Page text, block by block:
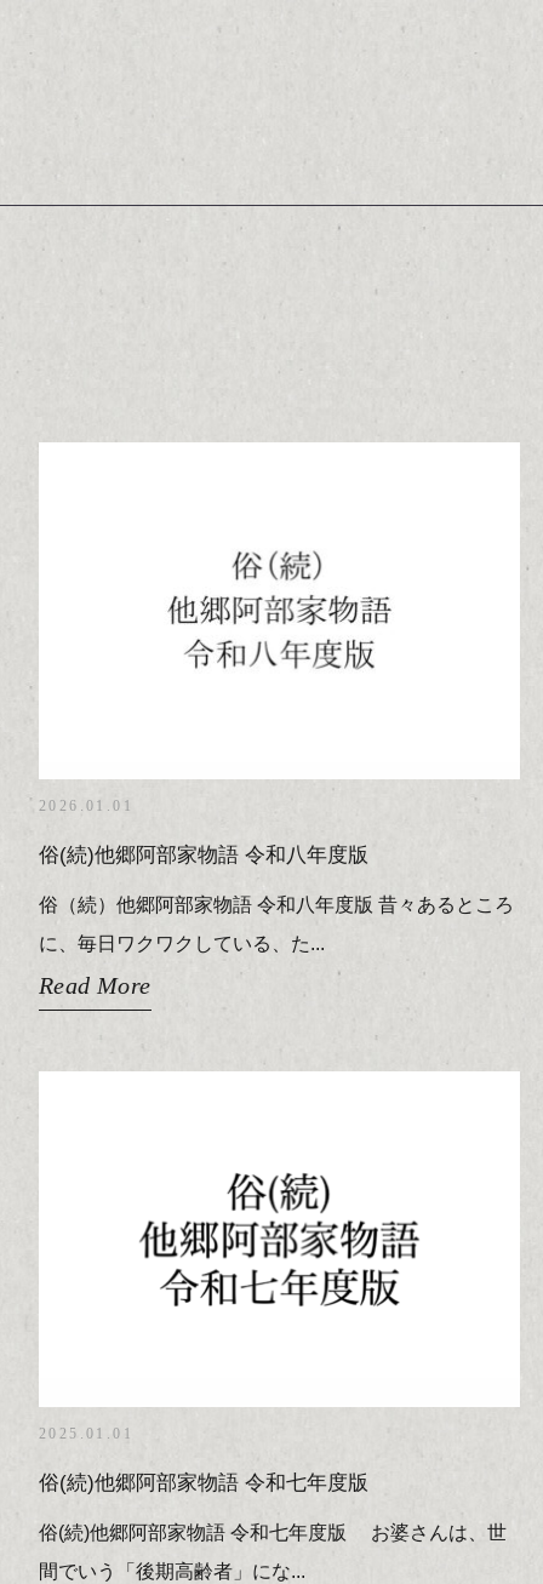
2026.01.01
俗(続)他郷阿部家物語 令和八年度版
俗（続）他郷阿部家物語 令和八年度版 昔々あるところ
に、毎日ワクワクしている、た...
Read More
2025.01.01
俗(続)他郷阿部家物語 令和七年度版
俗(続)他郷阿部家物語 令和七年度版 お婆さんは、世
間でいう「後期高齢者」にな...